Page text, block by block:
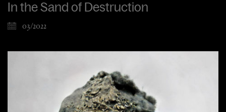
In the Sand of Destruction
03/2022